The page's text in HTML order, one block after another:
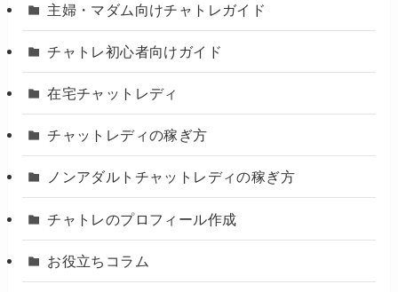
主婦・マダム向けチャトレガイド
チャトレ初心者向けガイド
在宅チャットレディ
チャットレディの稼ぎ方
ノンアダルトチャットレディの稼ぎ方
チャトレのプロフィール作成
お役立ちコラム